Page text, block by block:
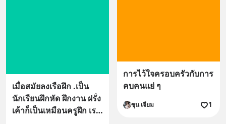
การไว้ใจครอบครัวกับการ
คบคนแย่ ๆ
ซุน เจียม 1
เมื่อสมัยลงเรือฝึก .เป็น
นักเรียนฝึกหัด ฝึกงาน ฝรั่ง
เค้าก็เป็นเหมือนครูฝึก เรา